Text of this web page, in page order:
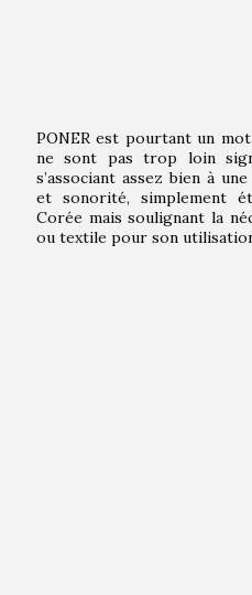
PONER est pourtant un
ne sont pas trop loin
s’associant assez bien à
et sonorité, simplement
Corée mais soulignant la
ou textile pour son